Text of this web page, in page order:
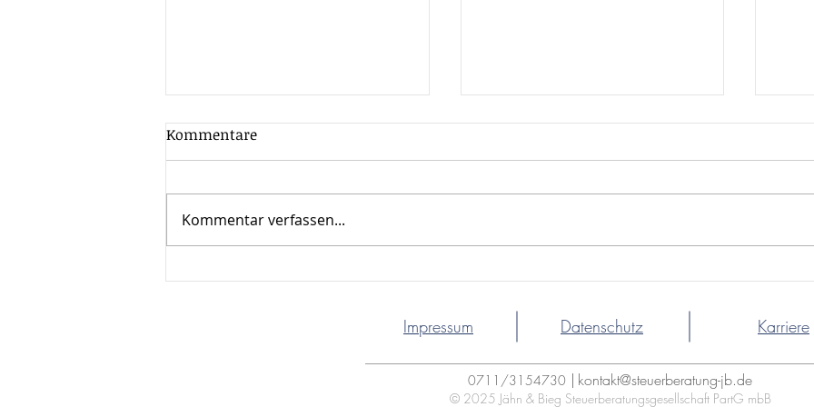
Mandanten
Mandanten
2026
2026
Kommentare
Kommentar verfassen...
Datenschutz Karriere
Impressum
0711/3154730 | kontakt@steuerberatung-jb.de
© 2025 Jähn & Bieg Steuerberatungsgesellschaft PartG mbB